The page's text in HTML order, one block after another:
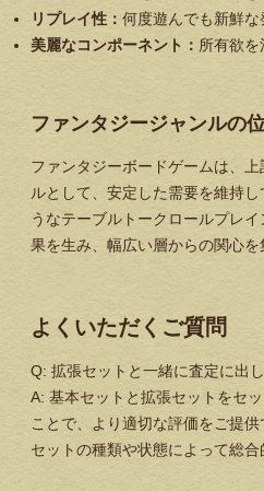
リプレイ性： 何度遊んでも新鮮な
美麗なコンポーネント： 所有欲を
ファンタジージャンルの
ファンタジーボードゲームは、
ルとして、安定した需要を維持
うなテーブルトークロールプレ
果を生み、幅広い層からの関心を
よくいただくご質問
Q: 拡張セットと一緒に査定に出
A: 基本セットと拡張セットをセ
ことで、より適切な評価をご提
セットの種類や状態によって総合